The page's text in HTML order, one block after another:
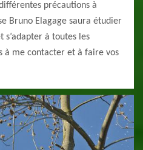
précautions à
Bruno Elagage saura étudier
s’adapter à toutes les
à me contacter et à faire vos